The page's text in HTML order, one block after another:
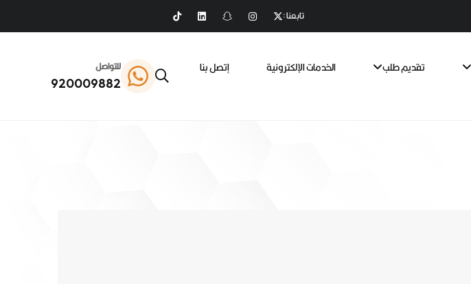
تابعنا :
تقديم طلب الخدمات الإلكترونية
إتصل بنا
للتواصل
920009882